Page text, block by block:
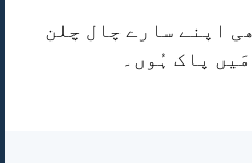
اپنے سارے چال چلن
پاک ہُوں۔